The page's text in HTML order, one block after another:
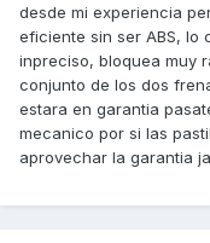
desde mi experiencia
eficiente sin ser ABS, lo
inpreciso, bloquea muy
conjunto de los dos
estara en garantia
mecanico por si las
aprovechar la garantia